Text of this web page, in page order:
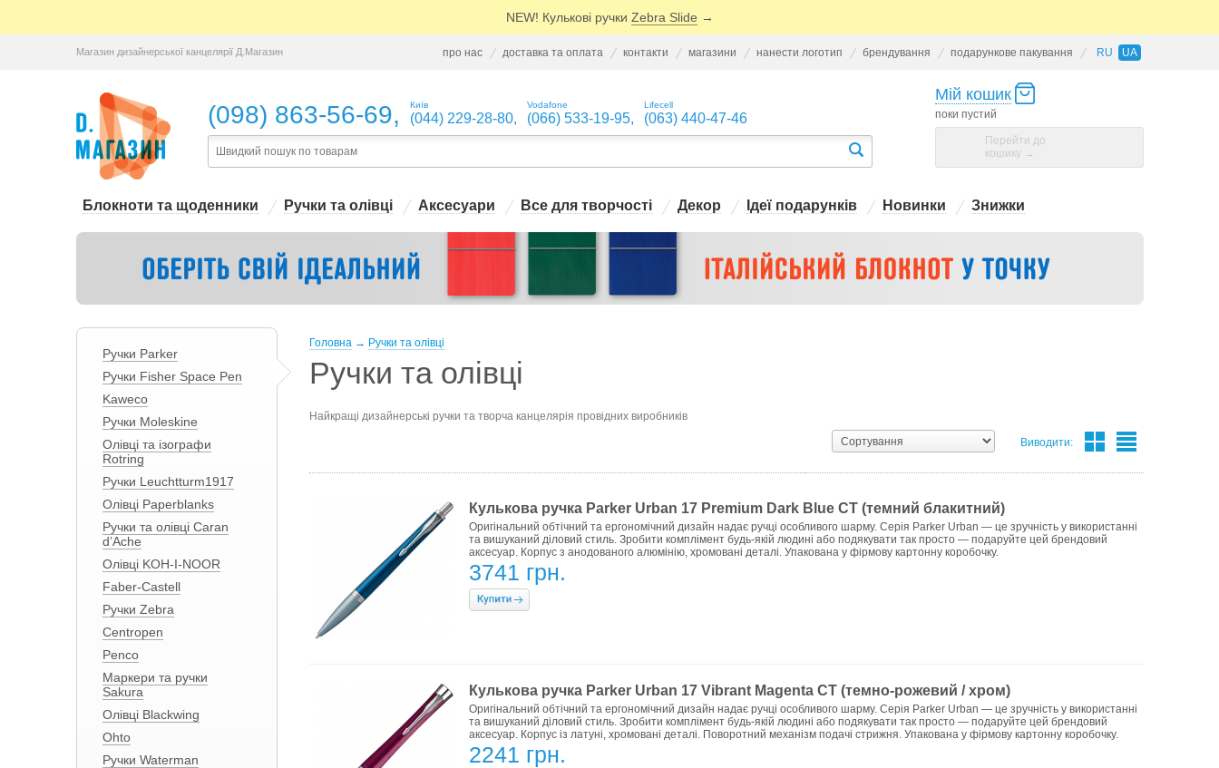
NEW! Кулькові ручки Zebra Slide →
Магазин дизайнерської канцелярії Д.Магазин про нас доставка та оплата контакти магазини нанести логотип брендування подарункове пакування RU UA
(098) 863-56-69, Київ
(044) 229-28-80,
Vodafone
(066) 533-19-95,
Lifecell
(063) 440-47-46
Мій кошик
поки пустий
Перейти до
кошику →
Блокноти та щоденники Ручки та олівці Аксесуари Все для творчості Декор Ідеї подарунків Новинки Знижки
Ручки Parker
Ручки Fisher Space Pen
Kaweco
Ручки Moleskine
Олівці та ізографи
Rotring
Ручки Leuchtturm1917
Олівці Paperblanks
Ручки та олівці Caran
d’Ache
Олівці KOH-I-NOOR
Faber-Castell
Ручки Zebra
Centropen
Penco
Маркери та ручки
Sakura
Олівці Blackwing
Ohto
Ручки Waterman
Головна → Ручки та олівці
Ручки та олівці
Найкращі дизайнерські ручки та творча канцелярія провідних виробників
Виводити:
Кулькова ручка Parker Urban 17 Premium Dark Blue CT (темний блакитний)
Оригінальний обтічний та ергономічний дизайн надає ручці особливого шарму. Серія Parker Urban — це зручність у використанні
та вишуканий діловий стиль. Зробити комплімент будь-якій людині або подякувати так просто — подаруйте цей брендовий
аксесуар. Корпус з анодованого алюмінію, хромовані деталі. Упакована у фірмову картонну коробочку.
3741 грн.
Кулькова ручка Parker Urban 17 Vibrant Magenta CT (темно-рожевий / хром)
Оригінальний обтічний та ергономічний дизайн надає ручці особливого шарму. Серія Parker Urban — це зручність у використанні
та вишуканий діловий стиль. Зробити комплімент будь-якій людині або подякувати так просто — подаруйте цей брендовий
аксесуар. Корпус із латуні, хромовані деталі. Поворотний механізм подачі стрижня. Упакована у фірмову картонну коробочку.
2241 грн.